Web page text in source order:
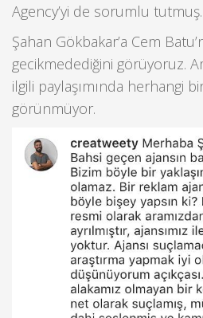
Agency’yi de sorumlu tutmuş.
Şahan Gökbakar’a Cem
gecikmedediğini görüyoruz.
ilgili paylaşımında herhangi
görünmüyor.